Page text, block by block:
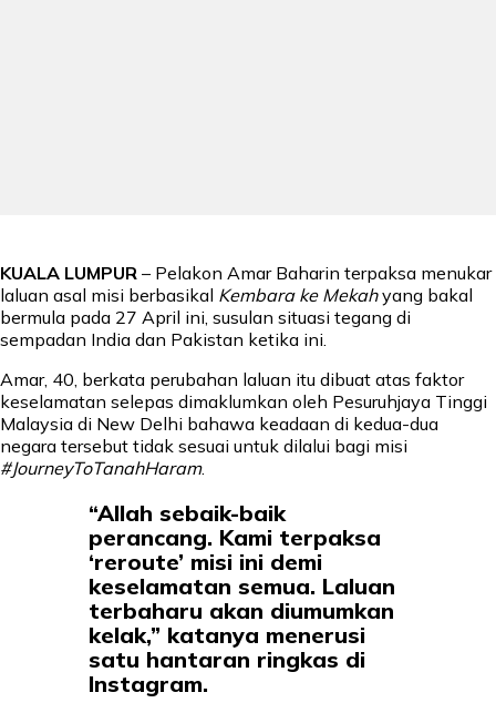
KUALA LUMPUR – Pelakon Amar Baharin terpaksa menukar
laluan asal misi berbasikal Kembara ke Mekahyang bakal
bermula pada 27 April ini, susulan situasi tegang di
sempadan India dan Pakistan ketika ini.
Amar, 40, berkata perubahan laluan itu dibuat atas faktor
keselamatan selepas dimaklumkan oleh Pesuruhjaya Tinggi
Malaysia di New Delhi bahawa keadaan di kedua-dua
negara tersebut tidak sesuai untuk dilalui bagi misi
#JourneyToTanahHaram.
“Allah sebaik-baik
perancang. Kami terpaksa
‘reroute’ misi ini demi
keselamatan semua. Laluan
terbaharu akan diumumkan
kelak,” katanya menerusi
satu hantaran ringkas di
Instagram.